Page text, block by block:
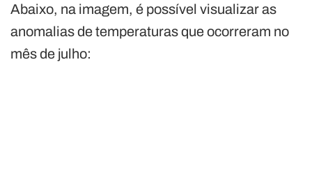
Abaixo, na imagem, é possível visualizar as
anomalias de temperaturas que ocorreram no
mês de julho: